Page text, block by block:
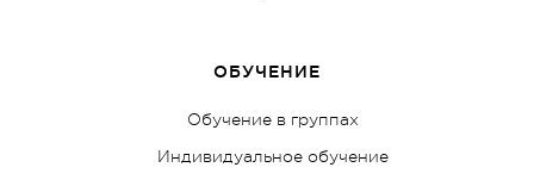
ОБУЧЕНИЕ
Обучение в группах
Индивидуальное обучение